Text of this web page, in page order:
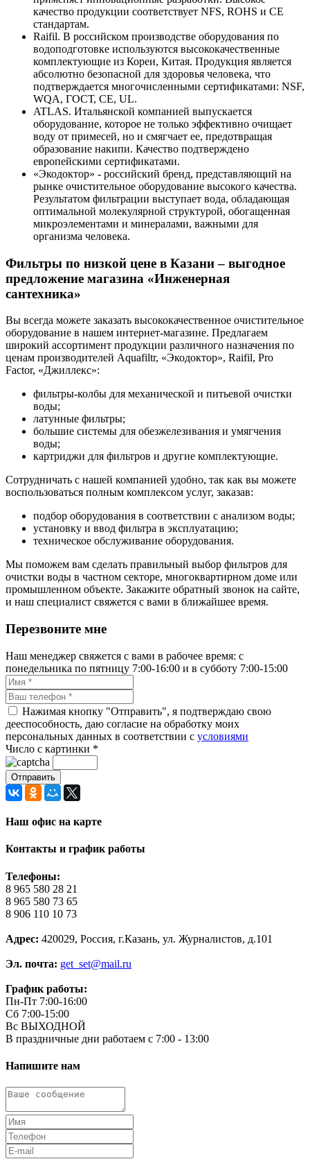
качество продукции соответствует NFS, ROHS и СЕ
стандартам.
Raifil. В российском производстве оборудования по
водоподготовке используются высококачественные
комплектующие из Кореи, Китая. Продукция является
абсолютно безопасной для здоровья человека, что
подтверждается многочисленными сертификатами: NSF,
WQA, ГОСТ, СЕ, UL.
ATLAS. Итальянской компанией выпускается
оборудование, которое не только эффективно очищает
воду от примесей, но и смягчает ее, предотвращая
образование накипи. Качество подтверждено
европейскими сертификатами.
«Экодоктор» - российский бренд, представляющий на
рынке очистительное оборудование высокого качества.
Результатом фильтрации выступает вода, обладающая
оптимальной молекулярной структурой, обогащенная
микроэлементами и минералами, важными для
организма человека.
Фильтры по низкой цене в Казани – выгодное
предложение магазина «Инженерная
сантехника»
Вы всегда можете заказать высококачественное очистительное
оборудование в нашем интернет-магазине. Предлагаем
широкий ассортимент продукции различного назначения по
ценам производителей Aquafiltr, «Экодоктор», Raifil, Pro
Factor, «Джиллекс»:
фильтры-колбы для механической и питьевой очистки
воды;
латунные фильтры;
большие системы для обезжелезивания и умягчения
воды;
картриджи для фильтров и другие комплектующие.
Сотрудничать с нашей компанией удобно, так как вы можете
воспользоваться полным комплексом услуг, заказав:
подбор оборудования в соответствии с анализом воды;
установку и ввод фильтра в эксплуатацию;
техническое обслуживание оборудования.
Мы поможем вам сделать правильный выбор фильтров для
очистки воды в частном секторе, многоквартирном доме или
промышленном объекте. Закажите обратный звонок на сайте,
и наш специалист свяжется с вами в ближайшее время.
Перезвоните мне
Наш менеджер свяжется с вами в рабочее время: с
понедельника по пятницу 7:00-16:00 и в субботу 7:00-15:00
Нажимая кнопку "Отправить", я подтверждаю свою
дееспособность, даю согласие на обработку моих
персональных данных в соответствии с условиями
Число с картинки *
Наш офис на карте
Контакты и график работы
Телефоны:
8 965 580 28 21
8 965 580 73 65
8 906 110 10 73
Адрес: 420029, Россия, г.Казань, ул. Журналистов, д.101
Эл. почта: get_set@mail.ru
График работы:
Пн-Пт 7:00-16:00
Сб 7:00-15:00
Вс ВЫХОДНОЙ
В праздничные дни работаем с 7:00 - 13:00
Напишите нам